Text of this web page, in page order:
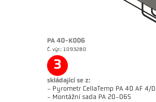
PA 40-K006
Č. výr.: 1093280
3
skládající se z:
- Pyrometr CellaTemp PA 40 AF 4/D
- Montážní sada PA 20-065